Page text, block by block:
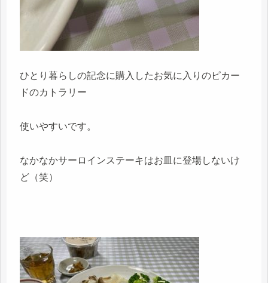
ひとり暮らしの記念に購入したお気に入りのピカー
ドのカトラリー
使いやすいです。
なかなかサーロインステーキはお皿に登場しないけ
ど（笑）